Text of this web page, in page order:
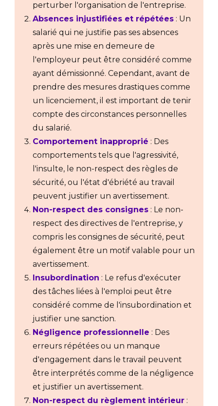
perturber l'organisation de l'entreprise.
Absences injustifiées et répétées : Un
salarié qui ne justifie pas ses absences
après une mise en demeure de
l'employeur peut être considéré comme
ayant démissionné. Cependant, avant de
prendre des mesures drastiques comme
un licenciement, il est important de tenir
compte des circonstances personnelles
du salarié.
Comportement inapproprié : Des
comportements tels que l'agressivité,
l'insulte, le non-respect des règles de
sécurité, ou l'état d'ébriété au travail
peuvent justifier un avertissement.
Non-respect des consignes : Le non-
respect des directives de l'entreprise, y
compris les consignes de sécurité, peut
également être un motif valable pour un
avertissement.
Insubordination : Le refus d'exécuter
des tâches liées à l'emploi peut être
considéré comme de l'insubordination et
justifier une sanction.
Négligence professionnelle : Des
erreurs répétées ou un manque
d'engagement dans le travail peuvent
être interprétés comme de la négligence
et justifier un avertissement.
Non-respect du règlement intérieur :